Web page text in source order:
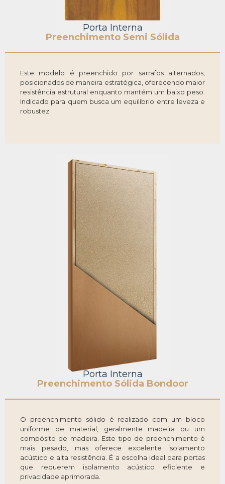
Porta Interna
Preenchimento Semi Sólida
Este modelo é preenchido por sarrafos alternados,
posicionados de maneira estratégica, oferecendo maior
resistência estrutural enquanto mantém um baixo peso.
Indicado para quem busca um equilíbrio entre leveza e
robustez.
Porta Interna
Preenchimento Sólida Bondoor
O preenchimento sólido é realizado com um bloco
uniforme de material, geralmente madeira ou um
compósito de madeira. Este tipo de preenchimento é
mais pesado, mas oferece excelente isolamento
acústico e alta resistência. É a escolha ideal para portas
que requerem isolamento acústico eficiente e
privacidade aprimorada.